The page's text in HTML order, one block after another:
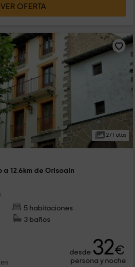
VER OFERTA
27 Fotos
12.6km de Orisoain
5 habitaciones
3 baños
desde 32€
persona y noche